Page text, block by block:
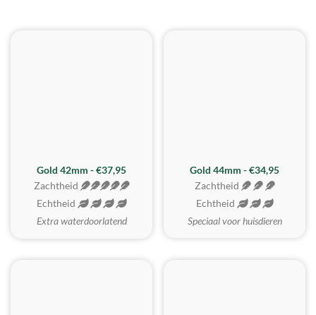
ZACHTSTE
Gold 42mm - €37,95
Zachtheid
Echtheid
Extra waterdoorlatend
Gold 44mm - €34,95
Zachtheid
Echtheid
Speciaal voor huisdieren